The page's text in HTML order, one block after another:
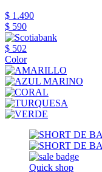
$ 1.490
$ 590
$ 502
Color
Quick shop